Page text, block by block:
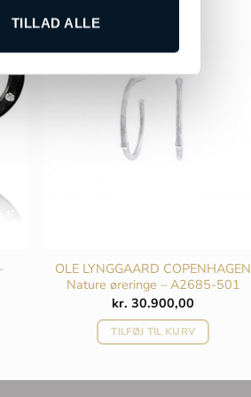
TILLAD ALLE
OLE LYNGGAARD COPENHAGEN
Nature øreringe – A2685-501
kr. 30.900,00
TILFØJ TIL KURV